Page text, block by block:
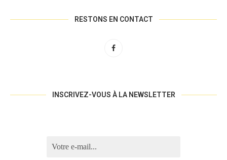
RESTONS EN CONTACT
INSCRIVEZ-VOUS À LA NEWSLETTER